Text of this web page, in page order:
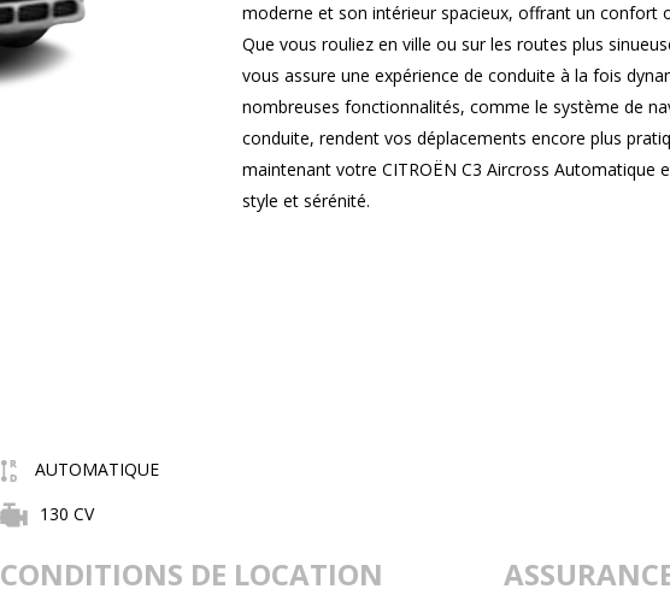
moderne et son intérieur spacieux, offrant un confort
Que vous rouliez en ville ou sur les routes plus
vous assure une expérience de conduite à la fois
nombreuses fonctionnalités, comme le système de
conduite, rendent vos déplacements encore plus
maintenant votre CITROËN C3 Aircross Automatique
style et sérénité.
AUTOMATIQUE
130 CV
CONDITIONS DE LOCATION